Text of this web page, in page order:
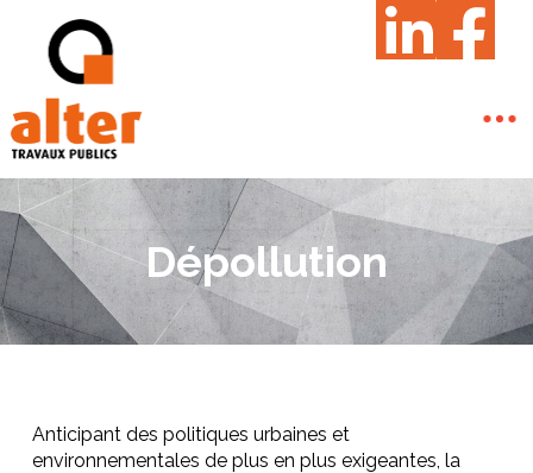
Dépollution
Anticipant des politiques urbaines et
environnementales de plus en plus exigeantes, la